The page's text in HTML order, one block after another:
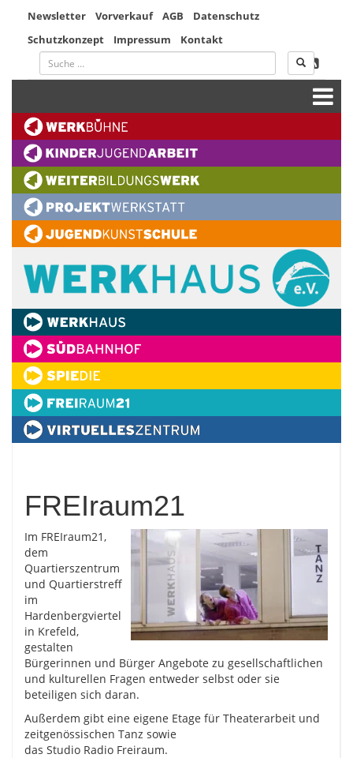
Newsletter Vorverkauf AGB
Datenschutz
Schutzkonzept
Impressum Kontakt
FREIraum21
Im FREIraum21,
dem
Quartierszentrum
und Quartierstreff
im
Hardenbergviertel
in Krefeld,
gestalten
Bürgerinnen und Bürger Angebote zu gesellschaftlichen
und kulturellen Fragen entweder selbst oder sie
beteiligen sich daran.
Außerdem gibt eine eigene Etage für Theaterarbeit und
zeitgenössischen Tanz sowie
das Studio Radio Freiraum.